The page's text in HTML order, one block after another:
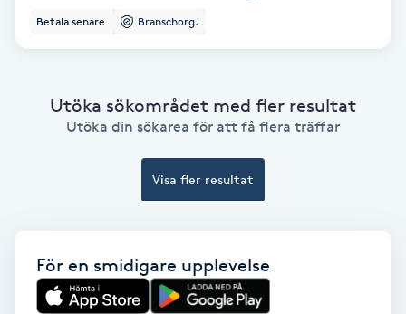
Color correction
Dermapen
Betala senare Branschorg.
Utöka sökområdet med fler resultat
Utöka din sökarea för att få flera träffar
Visa fler resultat
För en smidigare upplevelse